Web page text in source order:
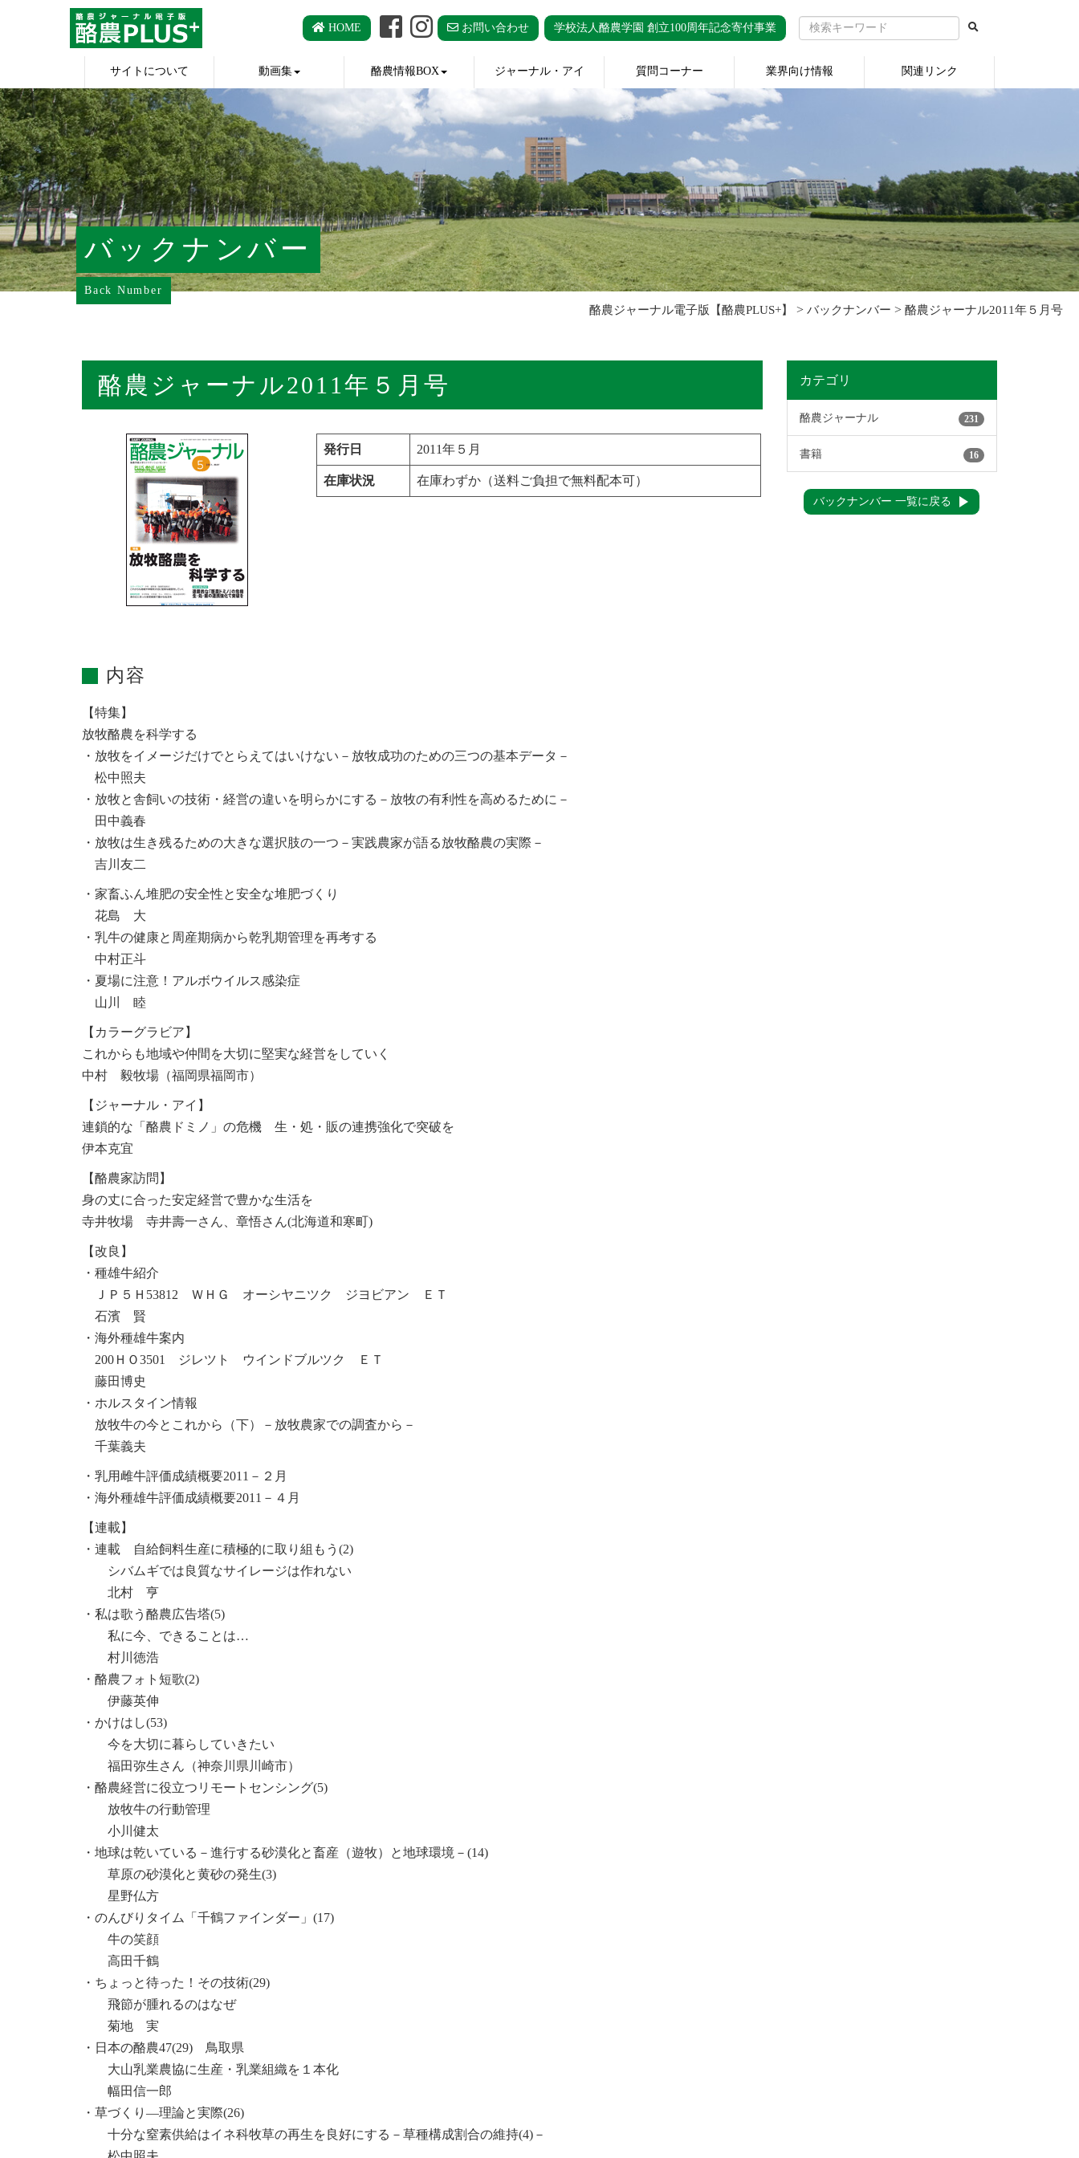
HOME お問い合わせ 学校法人酪農学園 創立100周年記念寄付事業
サイトについて 動画集 酪農情報BOX ジャーナル・アイ 質問コーナー 業界向け情報 関連リンク
バックナンバー
Back Number
酪農ジャーナル電子版【酪農PLUS+】 > バックナンバー > 酪農ジャーナル2011年５月号
酪農ジャーナル2011年５月号
発行日 2011年５月
在庫状況 在庫わずか（送料ご負担で無料配本可）
内容
【特集】
放牧酪農を科学する
・放牧をイメージだけでとらえてはいけない－放牧成功のための三つの基本データ－
松中照夫
・放牧と舎飼いの技術・経営の違いを明らかにする－放牧の有利性を高めるために－
田中義春
・放牧は生き残るための大きな選択肢の一つ－実践農家が語る放牧酪農の実際－
吉川友二
・家畜ふん堆肥の安全性と安全な堆肥づくり
花島 大
・乳牛の健康と周産期病から乾乳期管理を再考する
中村正斗
・夏場に注意！アルボウイルス感染症
山川 睦
【カラーグラビア】
これからも地域や仲間を大切に堅実な経営をしていく
中村 毅牧場（福岡県福岡市）
【ジャーナル・アイ】
連鎖的な「酪農ドミノ」の危機 生・処・販の連携強化で突破を
伊本克宜
【酪農家訪問】
身の丈に合った安定経営で豊かな生活を
寺井牧場 寺井壽一さん、章悟さん(北海道和寒町)
【改良】
・種雄牛紹介
ＪＰ５Ｈ53812 ＷＨＧ オーシヤニツク ジヨビアン ＥＴ
石濱 賢
・海外種雄牛案内
200ＨＯ3501 ジレツト ウインドブルツク ＥＴ
藤田博史
・ホルスタイン情報
放牧牛の今とこれから（下）－放牧農家での調査から－
千葉義夫
・乳用雌牛評価成績概要2011－２月
・海外種雄牛評価成績概要2011－４月
【連載】
・連載 自給飼料生産に積極的に取り組もう(2)
シバムギでは良質なサイレージは作れない
北村 亨
・私は歌う酪農広告塔(5)
私に今、できることは…
村川徳浩
・酪農フォト短歌(2)
伊藤英伸
・かけはし(53)
今を大切に暮らしていきたい
福田弥生さん（神奈川県川崎市）
・酪農経営に役立つリモートセンシング(5)
放牧牛の行動管理
小川健太
・地球は乾いている－進行する砂漠化と畜産（遊牧）と地球環境－(14)
草原の砂漠化と黄砂の発生(3)
星野仏方
・のんびりタイム「千鶴ファインダー」(17)
牛の笑顔
高田千鶴
・ちょっと待った！その技術(29)
飛節が腫れるのはなぜ
菊地 実
・日本の酪農47(29) 鳥取県
大山乳業農協に生産・乳業組織を１本化
幅田信一郎
・草づくり―理論と実際(26)
十分な窒素供給はイネ科牧草の再生を良好にする－草種構成割合の維持(4)－
カテゴリ
酪農ジャーナル 231
書籍 16
バックナンバー 一覧に戻る